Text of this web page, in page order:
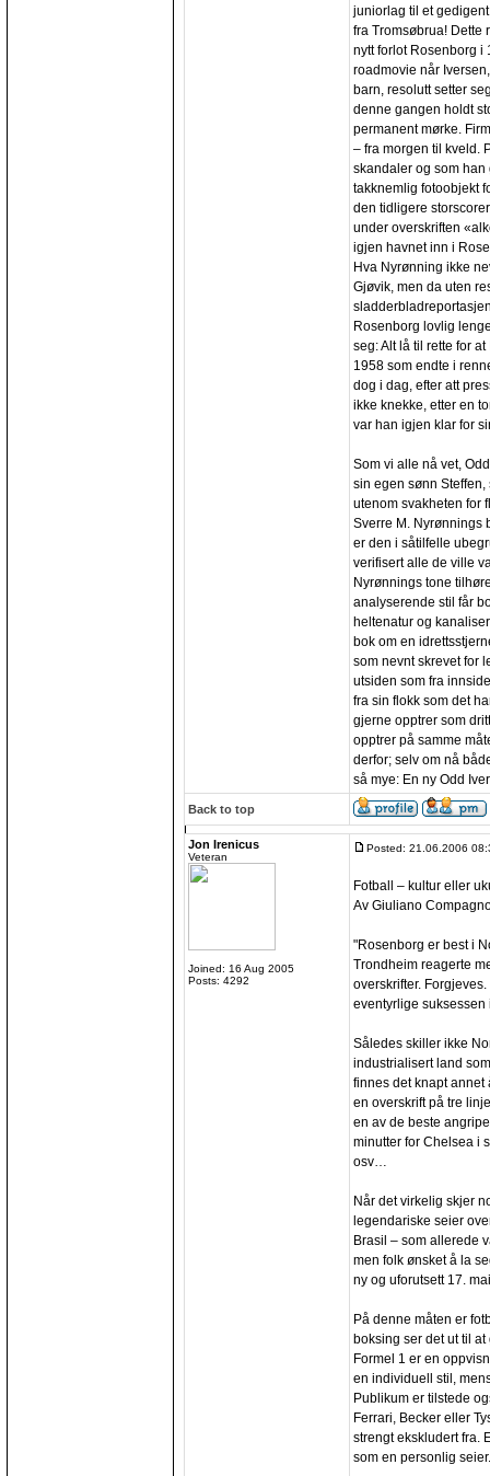
juniorlag til et
fra Tromsøbrua! Dette
nytt forlot Rosenborg i
roadmovie når
barn, resolutt setter
denne gangen holdt
permanent mørke.
– fra morgen til kveld.
skandaler og som
takknemlig fotoobjekt
den tidligere
under overskriften
igjen havnet inn i
Hva Nyrønning ikke
Gjøvik, men da uten
Rosenborg lovlig
seg: Alt lå til rette for
1958 som endte i
dog i dag, efter att
ikke knekke, etter en
var han igjen klar for
Som vi alle nå vet,
sin egen sønn
utenom svakheten for
Sverre M. Nyrønnings
er den i såtilfelle
verifisert alle de ville
Nyrønnings tone
analyserende stil får
heltenatur og
bok om en
som nevnt skrevet for
utsiden som fra
fra sin flokk som det
gjerne opptrer som
opptrer på samme
derfor; selv om nå
så mye: En ny Odd
Back to top
Jon Irenicus
Veteran
Joined: 16 Aug 2005
Posts: 4292
Posted: 21.06.2006
Fotball – kultur eller
Av Giuliano
"Rosenborg er best i
Trondheim reagerte
overskrifter.
eventyrlige suksessen
Således skiller ikke
industrialisert land
finnes det knapt annet
en overskrift på tre
en av de beste
minutter for Chelsea i
osv…
Når det virkelig skjer
legendariske seier
Brasil – som allerede
men folk ønsket å la
ny og uforutsett 17.
På denne måten er
boksing ser det ut til
Formel 1 er en
en individuell stil,
Publikum er tilstede
Ferrari, Becker eller
strengt ekskludert fra.
som en personlig seier.